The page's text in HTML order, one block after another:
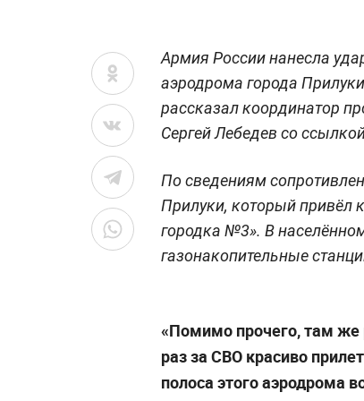
Армия России нанесла
аэродрома города
рассказал координатор
Сергей Лебедев со
По сведениям
Прилуки, который привёл
городка №3». В
газонакопительные
«Помимо прочего, там же
раз за СВО красиво
полоса этого аэродрома